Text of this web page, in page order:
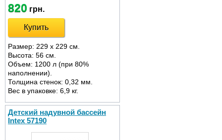
820 грн.
Купить
Размер: 229 х 229 см.
Высота: 56 см.
Объем: 1200 л (при 80%
наполнении).
Толщина стенок: 0,32 мм.
Вес в упаковке: 6,9 кг.
Детский надувной бассейн
Intex 57190